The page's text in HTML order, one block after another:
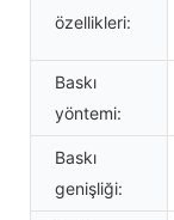
özellikleri:
Baskı
yöntemi:
Baskı
genişliği: